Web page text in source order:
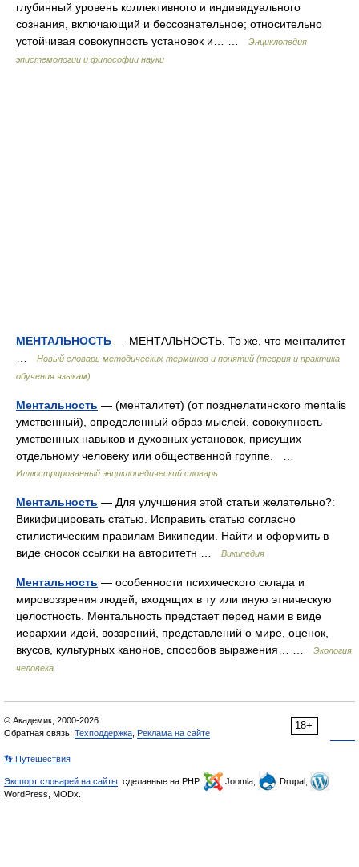
глубинный уровень коллективного и индивидуального
сознания, включающий и бессознательное; относительно
устойчивая совокупность установок и… …
Энциклопедия
эпистемологии и философии науки
МЕНТАЛЬНОСТЬ — МЕНТАЛЬНОСТЬ. То же, что менталитет
Новый словарь методических терминов и понятий (теория и практика
обучения языкам)
Ментальность — (менталитет) (от позднелатинского mentalis
умственный), определенный образ мыслей, совокупность
умственных навыков и духовных установок, присущих
отдельному человеку или общественной группе. …
Иллюстрированный энциклопедический словарь
Ментальность — Для улучшения этой статьи желательно?:
Викифицировать статью. Исправить статью согласно
стилистическим правилам Википедии. Найти и оформить в
виде сносок ссылки на авторитетн …
Википедия
Ментальность — особенности психического склада и
мировоззрения людей, входящих в ту или иную этническую
целостность. Ментальность предстает перед нами в виде
иерархии идей, воззрений, представлений о мире, оценок,
вкусов, культурных канонов, способов выражения… …
Экология
человека
18+
© Академик, 2000-2026
Обратная связь: Техподдержка Реклама на сайте
👣 Путешествия
Экспорт словарей на сайты , сделанные на PHP, Joomla,
Drupal,
WordPress, MODx.